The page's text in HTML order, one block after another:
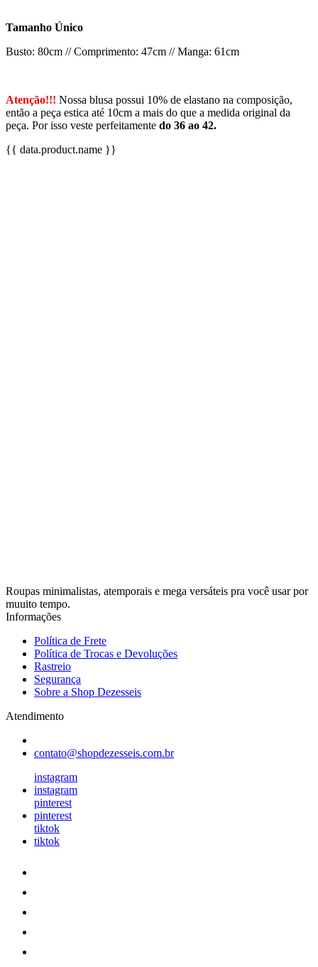
Tamanho Único
Busto: 80cm // Comprimento: 47cm // Manga: 61cm
Atenção!!! Nossa blusa possui 10% de elastano na composição,
então a peça estica até 10cm a mais do que a medida original da
peça. Por isso veste perfeitamente do 36 ao 42.
{{ data.product.name }}
Roupas minimalistas, atemporais e mega versáteis pra você usar por
muuito tempo.
Informações
Política de Frete
Política de Trocas e Devoluções
Rastreio
Segurança
Sobre a Shop Dezesseis
Atendimento
contato@shopdezesseis.com.br
instagram
instagram
pinterest
pinterest
tiktok
tiktok